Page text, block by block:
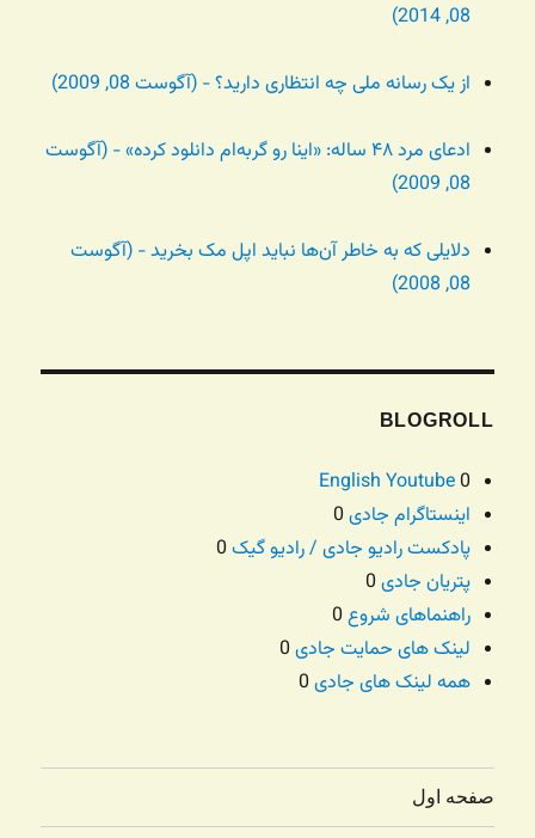
08, 2014)
از یک رسانه ملی چه انتظاری دارید؟ - (آگوست 08, 2009)
ادعای مرد ۴۸ ساله: «اینا رو گربه‌ام دانلود کرده» - (آگوست
08, 2009)
دلایلی که به خاطر آن‌ها نباید اپل مک بخرید - (آگوست
08, 2008)
BLOGROLL
English Youtube0
اینستاگرام جادی
پادکست رادیو جادی / رادیو گیک
پتریان جادی
راهنماهای شروع
لینک های حمایت جادی
همه لینک های جادی
صفحه اول